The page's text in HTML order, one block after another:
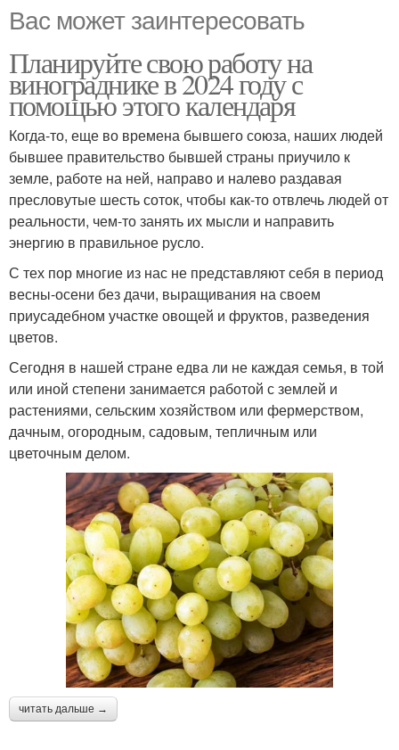
Вас может заинтересовать
Планируйте свою работу на
винограднике в 2024 году с
помощью этого календаря
Когда-то, еще во времена бывшего союза, наших людей
бывшее правительство бывшей страны приучило к
земле, работе на ней, направо и налево раздавая
пресловутые шесть соток, чтобы как-то отвлечь людей от
реальности, чем-то занять их мысли и направить
энергию в правильное русло.
С тех пор многие из нас не представляют себя в период
весны-осени без дачи, выращивания на своем
приусадебном участке овощей и фруктов, разведения
цветов.
Сегодня в нашей стране едва ли не каждая семья, в той
или иной степени занимается работой с землей и
растениями, сельским хозяйством или фермерством,
дачным, огородным, садовым, тепличным или
цветочным делом.
читать дальше →